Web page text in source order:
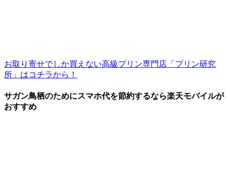
お取り寄せでしか買えない高級プリン専門店「プリン研究
所」はコチラから！
サガン鳥栖のためにスマホ代を節約するなら楽天モバイルが
おすすめ